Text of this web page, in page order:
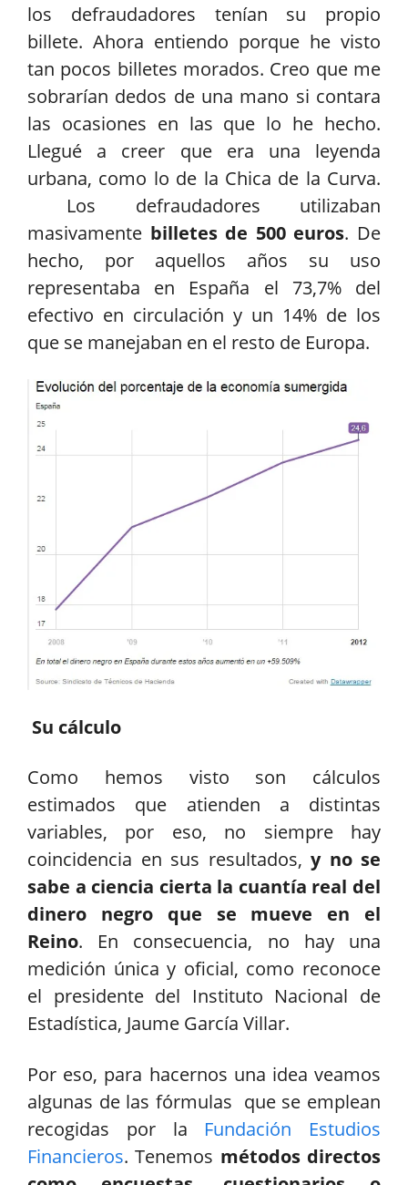
los defraudadores tenían su propio
billete. Ahora entiendo porque he visto
tan pocos billetes morados. Creo que me
sobrarían dedos de una mano si contara
las ocasiones en las que lo he hecho.
Llegué a creer que era una leyenda
urbana, como lo de la Chica de la Curva.
Los defraudadores utilizaban
masivamente billetes de 500 euros. De
hecho, por aquellos años su uso
representaba en España el 73,7% del
efectivo en circulación y un 14% de los
que se manejaban en el resto de Europa.
Su cálculo
Como hemos visto son cálculos
estimados que atienden a distintas
variables, por eso, no siempre hay
coincidencia en sus resultados, y no se
sabe a ciencia cierta la cuantía real del
dinero negro que se mueve en el
Reino. En consecuencia, no hay una
medición única y oficial, como reconoce
el presidente del Instituto Nacional de
Estadística, Jaume García Villar.
Por eso, para hacernos una idea veamos
algunas de las fórmulas que se emplean
recogidas por la Fundación Estudios
Financieros. Tenemos métodos directos